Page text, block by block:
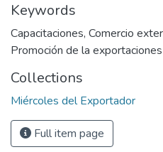
Keywords
Capacitaciones, Comercio
Promoción de la exportaciones
Collections
Miércoles del Exportador
Full item page